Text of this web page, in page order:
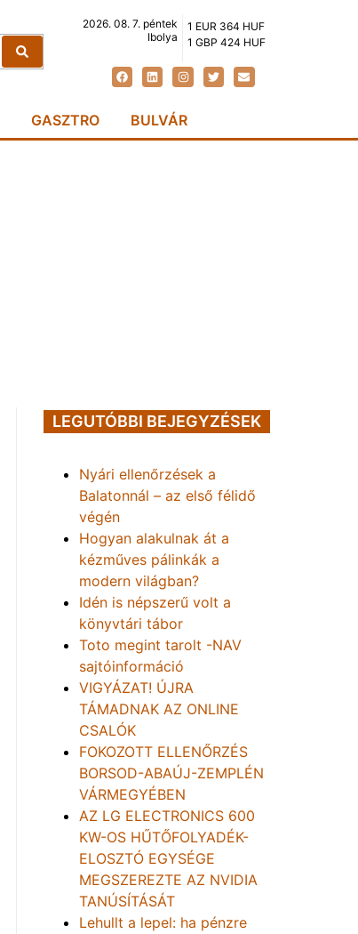
2026. 08. 7. péntek
Ibolya
1 EUR 364 HUF
1 GBP 424 HUF
GASZTRO BULVÁR
LEGUTÓBBI BEJEGYZÉSEK
Nyári ellenőrzések a
Balatonnál – az első félidő
végén
Hogyan alakulnak át a
kézműves pálinkák a
modern világban?
Idén is népszerű volt a
könyvtári tábor
Toto megint tarolt -NAV
sajtóinformáció
VIGYÁZAT! ÚJRA
TÁMADNAK AZ ONLINE
CSALÓK
FOKOZOTT ELLENŐRZÉS
BORSOD-ABAÚJ-ZEMPLÉN
VÁRMEGYÉBEN
AZ LG ELECTRONICS 600
KW-OS HŰTŐFOLYADÉK-
ELOSZTÓ EGYSÉGE
MEGSZEREZTE AZ NVIDIA
TANÚSÍTÁSÁT
Lehullt a lepel: ha pénzre